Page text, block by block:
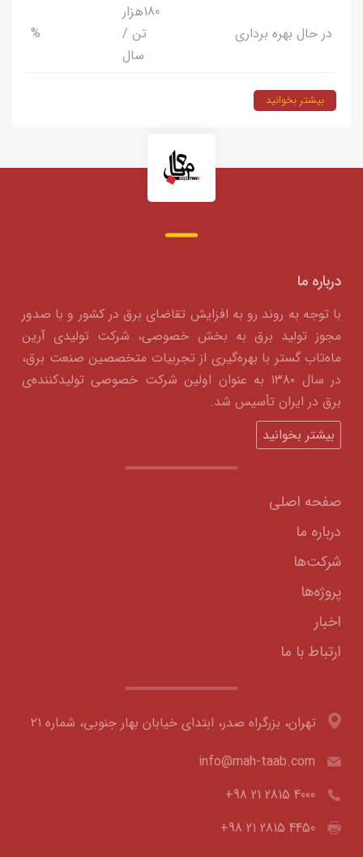
در حال بهره برداری
180هزار
تن /
سال
%
بیشتر بخوانید
درباره ما
با توجه به روند رو به افزایش تقاضای برق در کشور و با صدور
مجوز تولید برق به بخش خصوصی، شرکت تولیدی آرین
ماه‌تاب گستر با بهره‌گیری از تجربیات متخصصین صنعت برق،
در سال ۱۳۸۰ به عنوان اولین شرکت خصوصی تولیدکننده‌ی
برق در ایران تأسیس شد.
بیشتر بخوانید
صفحه اصلی
درباره ما
شرکت‌ها
پروژه‌ها
اخبار
ارتباط با ما
تهران، بزرگراه صدر، ابتدای خیابان بهار جنوبی، شماره ۲۱
info@mah-taab.com
+98 21 2815 4000
+98 21 2815 4450